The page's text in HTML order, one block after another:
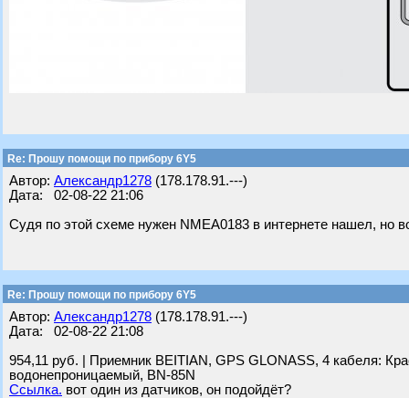
Re: Прошу помощи по прибору 6Y5
Автор: Александр1278 (178.178.91.---)
Дата: 02-08-22 21:06
Судя по этой схеме нужен NMEA0183 в интернете нашел, но
Re: Прошу помощи по прибору 6Y5
Автор: Александр1278 (178.178.91.---)
Дата: 02-08-22 21:08
954,11 руб. | Приемник BEITIAN, GPS GLONASS, 4 кабеля:
водонепроницаемый, BN-85N
Ссылка. вот один из датчиков, он подойдёт?